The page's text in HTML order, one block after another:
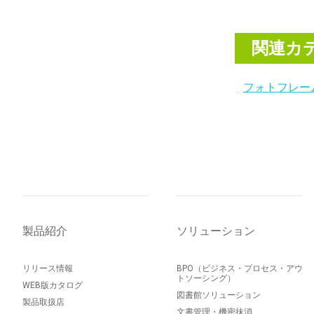
関連カ
フォトフレー
製品紹介
リリース情報
WEB版カタログ
製品取扱店
ソリューション
BPO（ビジネス・プロセス・アウ
トソーシング）
図書館ソリューション
文書管理・機密抹消